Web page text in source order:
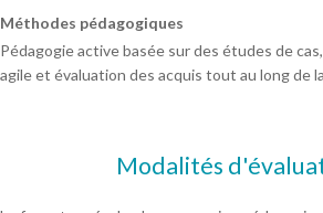
Méthodes pédagogiques
Pédagogie active basée sur des études de
agile et évaluation des acquis tout au long de
Modalités